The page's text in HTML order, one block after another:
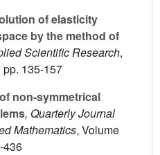
of elasticity
by the method of
Scientific Research,
pp. 135-157
non-symmetrical
, Quarterly Journal
Mathematics, Volume
436